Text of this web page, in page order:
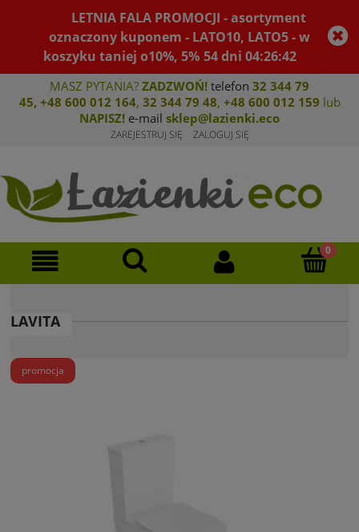
LETNIA FALA PROMOCJI - asortyment
oznaczony kuponem - LATO10, LATO5 - w
koszyku taniej o10%, 5% 54dni04:26:41
MASZ PYTANIA? ZADZWOŃ! telefon 32 344 79
45, +48 600 012 164, 32 344 79 48, +48 600 012 159 lub
NAPISZ! e-mail sklep@lazienki.eco
ZAREJESTRUJ SIĘ ZALOGUJ SIĘ
LAVITA
promocja